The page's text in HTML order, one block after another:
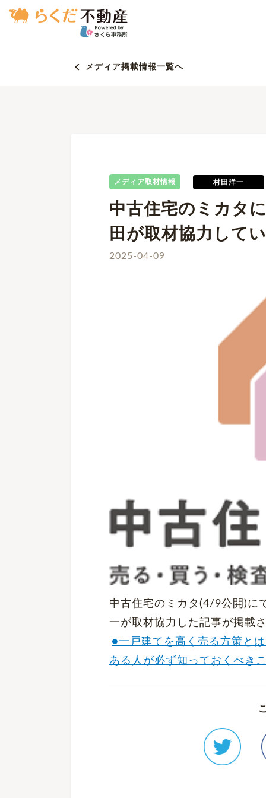
メディア掲載情報一覧へ
メディア取材情報 村田洋一
中古住宅のミカタ
田が取材協力して
2025-04-09
中古住宅のミカタ(4/9公開)に
一が取材協力した記事が掲載
●一戸建てを高く売る方策と
ある人が必ず知っておくべき